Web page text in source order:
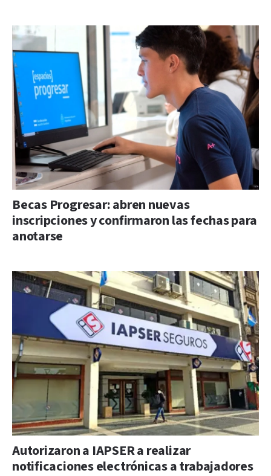
Becas Progresar: abren nuevas
inscripciones y confirmaron las fechas para
anotarse
Autorizaron a IAPSER a realizar
notificaciones electrónicas a trabajadores